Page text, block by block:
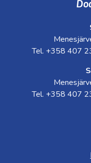
Tel. +358 407
Tel. +358 407